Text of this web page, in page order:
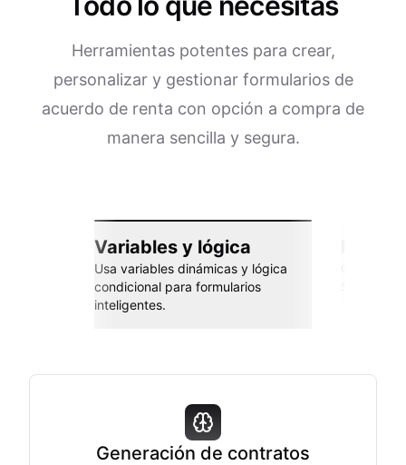
Herramientas potentes para crear,
personalizar y gestionar formularios de
acuerdo de renta con opción a compra de
manera sencilla y segura.
Variables y lógica
Usa variables dinámicas y lógica
condicional para formularios
inteligentes.
Generación de contratos